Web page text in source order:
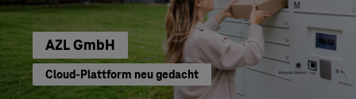
AZL GmbH
Cloud-Plattform neu gedacht